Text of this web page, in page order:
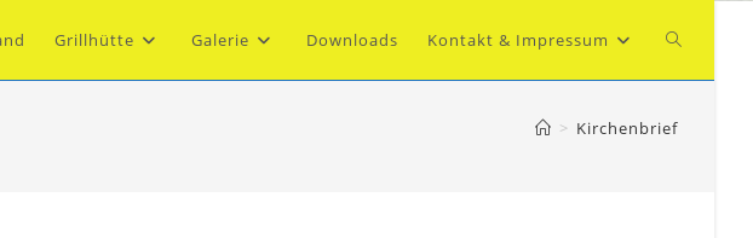
Grillhütte Galerie Downloads Kontakt & Impressum Website-
> Kirchenbrief